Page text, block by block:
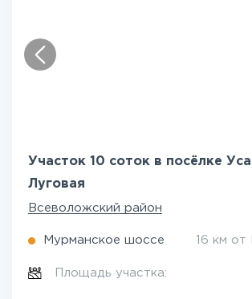
Участок 10 соток в посёлке
Луговая
Всеволожский район
Мурманское шоссе 16 км от
Площадь участка: